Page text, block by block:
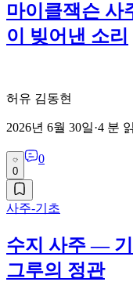
마이클잭슨
이 빚어낸 소리
허유 김동현
2026년 6월 30일·4 분
0
0
사주-기초
수지 사주 —
그루의 정관